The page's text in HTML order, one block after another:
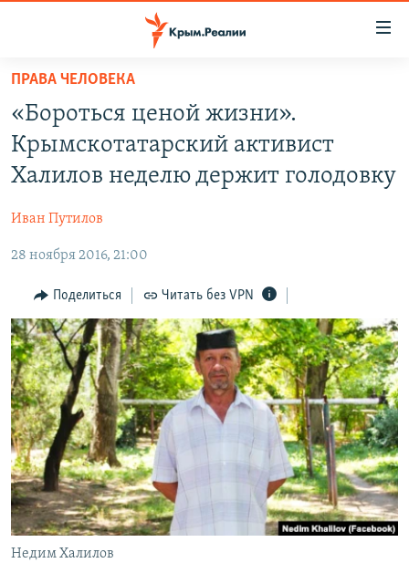
Вернуться
основному
содержанию
Вернутся
главной
навигации
Вернутся
поиску
СПЕЦПРОЕКТЫ
11 ЛЕТ ОККУПАЦИИ КРЫМА. 11 ИСТОРИЙ СОПРОТИВЛЕНИЯ
ВОДА
ЕЩЕ
ИНТЕРАКТИВ
ИНФОГРАФИКА
ТЕЛЕПРОЕКТ КРЫМ.РЕАЛИИ
СОВЕТЫ ПРАВОЗАЩИТНИКОВ
ПРОПАВШИЕ БЕЗ ВЕСТИ
ПОБЕДИТЕЛЕЙ НЕ СУДЯТ?
КРЫМ.НЕПОКОРЕННЫЙ
ELIFBE
УКРАИНСКАЯ ПРОБЛЕМА КРЫМА
РАДІО СВОБОДА
КАК ОБОЙТИ БЛОКИРОВКУ
Українською
Qırımtatar
ПРИСОЕДИНЯЙТЕСЬ!
Все сайты RFE/RL
ПРАВА ЧЕЛОВЕКА
«Бороться ценой жизни».
Крымскотатарский активист
Халилов неделю держит голодовку
Иван Путилов
28 ноября 2016, 21:00
Поделиться Читать без VPN
Недим Халилов